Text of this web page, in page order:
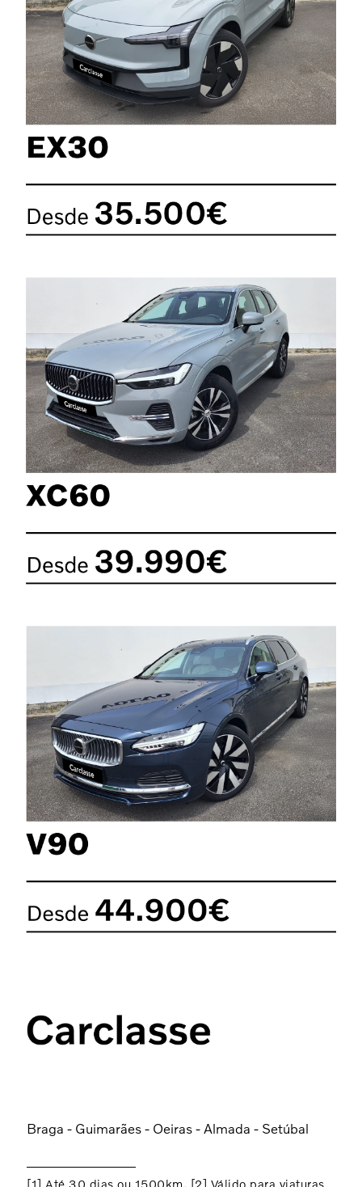
Braga - Guimarães - Oeiras - Almada - Setúbal
[1] Até 30 dias ou 1500km. [2] Válido para viaturas